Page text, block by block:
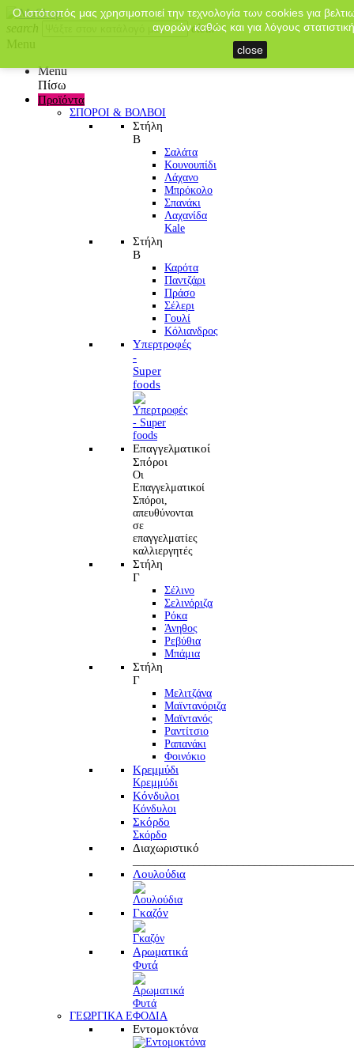
search
clear
Menu
Menu
Πίσω
Προϊόντα
ΣΠΟΡΟΙ & ΒΟΛΒΟΙ
Στήλη
Β
Σαλάτα
Κουνουπίδι
Λάχανο
Μπρόκολο
Σπανάκι
Λαχανίδα
Kale
Στήλη
Β
Καρότα
Παντζάρι
Πράσο
Σέλερι
Γουλί
Κόλιανδρος
Υπερτροφές
-
Super
foods
Επαγγελματικοί
Σπόροι
Οι
Επαγγελματικοί
Σπόροι,
απευθύνονται
σε
επαγγελματίες
καλλιεργητές
Στήλη
Γ
Σέλινο
Σελινόριζα
Ρόκα
Άνηθος
Ρεβύθια
Μπάμια
Στήλη
Γ
Μελιτζάνα
Μαϊντανόριζα
Μαϊντανός
Ραντίτσιο
Ραπανάκι
Φοινόκιο
Κρεμμύδι
Κρεμμύδι
Κόνδυλοι
Κόνδυλοι
Σκόρδο
Σκόρδο
Διαχωριστικό
Λουλούδια
Γκαζόν
Αρωματικά
Φυτά
ΓΕΩΡΓΙΚΑ ΕΦΟΔΙΑ
Εντομοκτόνα
Ο ιστότοπός μας χρησιμοποιεί την τεχνολογία των cookies για
αγορών καθώς και για λόγους
close